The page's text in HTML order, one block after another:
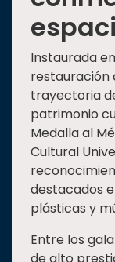
Instaurada
restauración
trayectoria
patrimonio
Medalla al
Cultural
destacados
plásticas y
Entre los